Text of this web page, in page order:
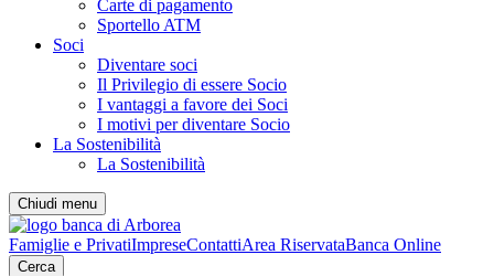
Carte di pagamento
Sportello ATM
Soci
Diventare soci
Il Privilegio di essere Socio
I vantaggi a favore dei Soci
I motivi per diventare Socio
La Sostenibilità
La Sostenibilità
Chiudi menu
Famiglie e PrivatiImpreseContattiArea RiservataBanca Online
Cerca